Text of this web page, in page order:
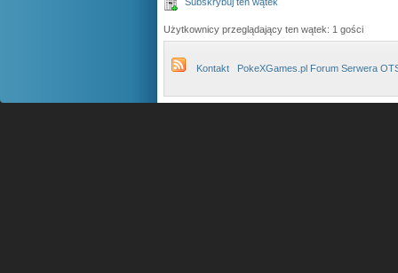
Użytkownicy przeglądający ten wątek: 1 gości
Kontakt PokeXGames.pl Forum Serwera